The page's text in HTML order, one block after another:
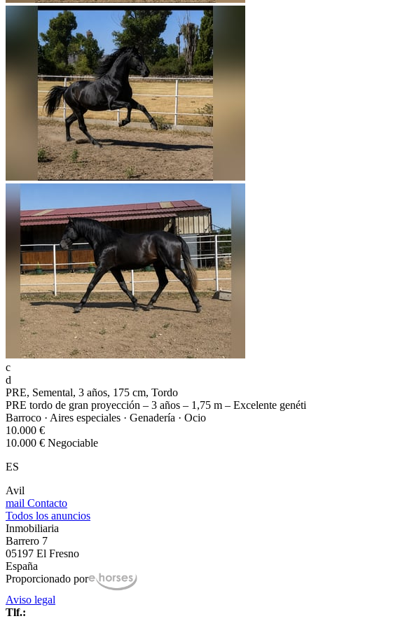
c
d
PRE, Semental, 3 años, 175 cm, Tordo
PRE tordo de gran proyección – 3 años – 1,75 m – Excelente genéti
Barroco · Aires especiales · Genadería · Ocio
10.000 €
10.000 € Negociable
ES
Avil
mail Contacto
Todos los anuncios
Inmobiliaria
Barrero 7
05197 El Fresno
España
Proporcionado por
Aviso legal
Tlf.: